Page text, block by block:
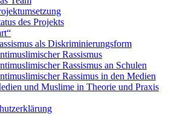
des Projekts
als Diskriminierungsform
Rassismus
Rassismus an Schulen
Rassimus in den Medien
und Muslime in Theorie und Praxis